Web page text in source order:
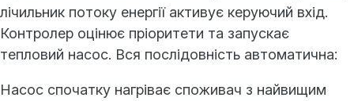
лічильник потоку енергії активує керуючий вхід.
Контролер оцінює пріоритети та запускає
тепловий насос. Вся послідовність автоматична:
Насос спочатку нагріває споживач з найвищим